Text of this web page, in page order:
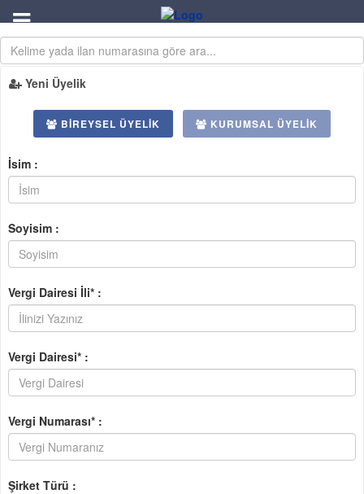
Yeni Üyelik
BIREYSEL ÜYELIK KURUMSAL ÜYELIK
İsim :
Soyisim :
Vergi Dairesi İli* :
Vergi Dairesi* :
Vergi Numarası* :
Şirket Türü :